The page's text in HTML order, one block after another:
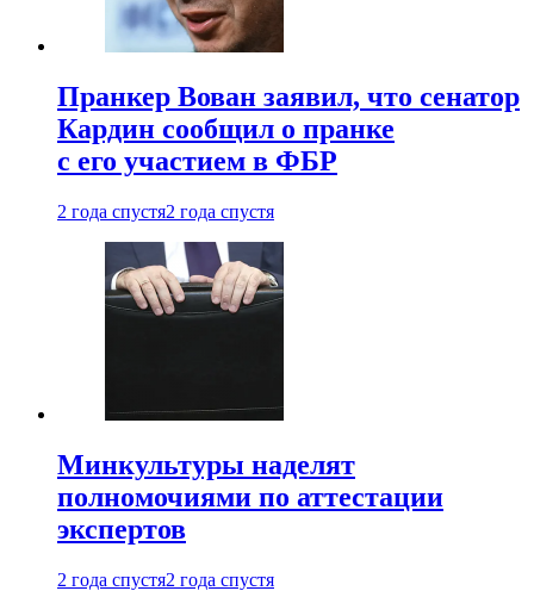
Пранкер Вован заявил, что сенатор
Кардин сообщил о пранке
с его участием в ФБР
2 года спустя2 года спустя
Минкультуры наделят
полномочиями по аттестации
экспертов
2 года спустя2 года спустя